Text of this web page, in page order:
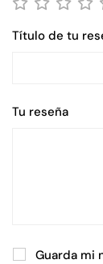
Título de tu
Tu reseña
Guarda mi